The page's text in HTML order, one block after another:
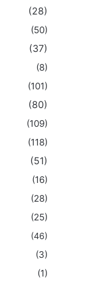
(28)
(50)
(37)
(8)
(101)
(80)
(109)
(118)
(51)
(16)
(28)
(25)
(46)
(3)
(1)